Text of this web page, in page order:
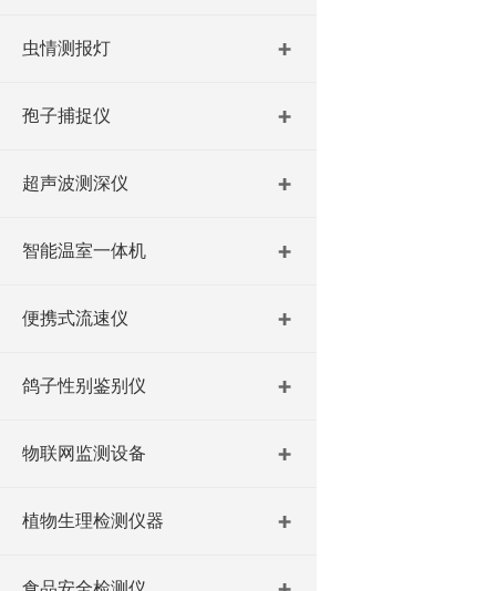
虫情测报灯
孢子捕捉仪
超声波测深仪
智能温室一体机
便携式流速仪
鸽子性别鉴别仪
物联网监测设备
植物生理检测仪器